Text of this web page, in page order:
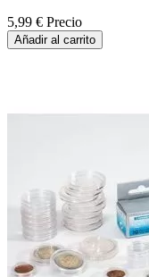
5,99 € Precio
Añadir al carrito